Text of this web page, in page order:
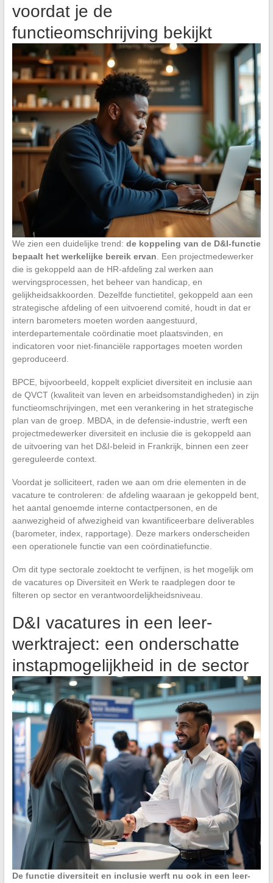
voordat je de
functieomschrijving bekijkt
We zien een duidelijke trend: de koppeling van de D&I-functie
bepaalt het werkelijke bereik ervan . Een projectmedewerker
die is gekoppeld aan de HR-afdeling zal werken aan
wervingsprocessen, het beheer van handicap, en
gelijkheidsakkoorden. Dezelfde functietitel, gekoppeld aan een
strategische afdeling of een uitvoerend comité, houdt in dat er
intern barometers moeten worden aangestuurd,
interdepartementale coördinatie moet plaatsvinden, en
indicatoren voor niet-financiële rapportages moeten worden
geproduceerd.
BPCE, bijvoorbeeld, koppelt expliciet diversiteit en inclusie aan
de QVCT (kwaliteit van leven en arbeidsomstandigheden) in zijn
functieomschrijvingen, met een verankering in het strategische
plan van de groep. MBDA, in de defensie-industrie, werft een
projectmedewerker diversiteit en inclusie die is gekoppeld aan
de uitvoering van het D&I-beleid in Frankrijk, binnen een zeer
gereguleerde context.
Voordat je solliciteert, raden we aan om drie elementen in de
vacature te controleren: de afdeling waaraan je gekoppeld bent,
het aantal genoemde interne contactpersonen, en de
aanwezigheid of afwezigheid van kwantificeerbare deliverables
(barometer, index, rapportage). Deze markers onderscheiden
een operationele functie van een coördinatiefunctie.
Om dit type sectorale zoektocht te verfijnen, is het mogelijk om
de vacatures op Diversiteit en Werk te raadplegen door te
filteren op sector en verantwoordelijkheidsniveau.
D&I vacatures in een leer-
werktraject: een onderschatte
instapmogelijkheid in de sector
De functie diversiteit en inclusie werft nu ook in een leer-